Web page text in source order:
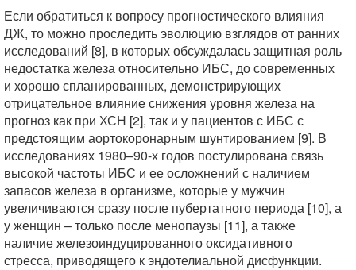
Если обратиться к вопросу прогностического влияния
ДЖ, то можно проследить эволюцию взглядов от ранних
исследований [8], в которых обсуждалась защитная роль
недостатка железа относительно ИБС, до современных
и хорошо спланированных, демонстрирующих
отрицательное влияние снижения уровня железа на
прогноз как при ХСН [2], так и у пациентов с ИБС с
предстоящим аортокоронарным шунтированием [9]. В
исследованиях 1980–90-х годов постулирована связь
высокой частоты ИБС и ее осложнений с наличием
запасов железа в организме, которые у мужчин
увеличиваются сразу после пубертатного периода [10], а
у женщин – только после менопаузы [11], а также
наличие железоиндуцированного оксидативного
стресса, приводящего к эндотелиальной дисфункции.